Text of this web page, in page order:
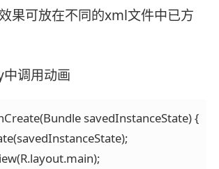
果可放在不同的xml文件中已方
调用动画
savedInstanceState) {